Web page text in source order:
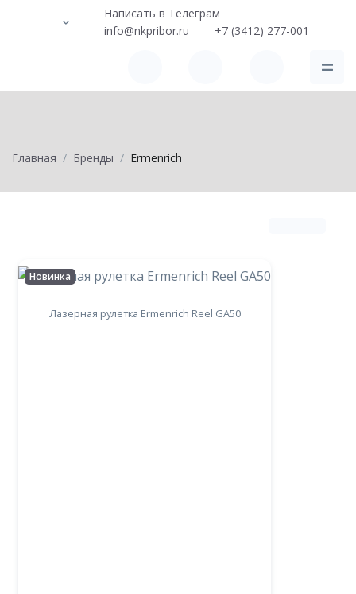
Написать в Телеграм
info@nkpribor.ru
+7 (3412) 277-001
Главная Бренды Ermenrich
Новинка
Лазерная рулетка Ermenrich Reel GA50